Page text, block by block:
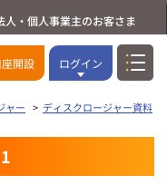
人・個人事業主のお客さま
座開設 ログイン
ャー
ディスクロージャー資料